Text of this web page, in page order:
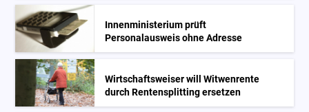
Innenministerium prüft
Personalausweis ohne Adresse
Wirtschaftsweiser will Witwenrente
durch Rentensplitting ersetzen